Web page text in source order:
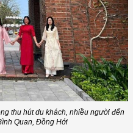
thu hút du khách, nhiều người đến
Quan, Đồng Hới